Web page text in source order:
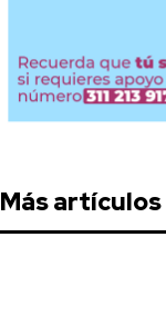
Más artículos